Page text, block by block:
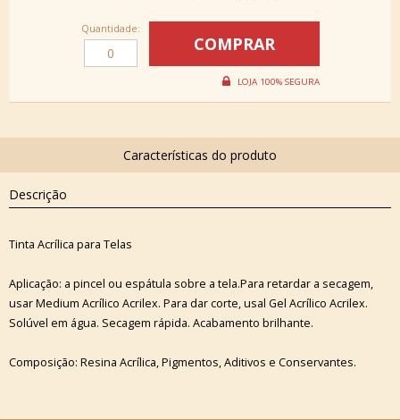
Quantidade:
Descrição
Tinta Acrílica para Telas
Aplicação: a pincel ou espátula sobre a tela.Para retardar a secagem,
usar Medium Acrílico Acrilex. Para dar corte, usal Gel Acrílico Acrilex.
Solúvel em água. Secagem rápida. Acabamento brilhante.
Composição: Resina Acrílica, Pigmentos, Aditivos e Conservantes.